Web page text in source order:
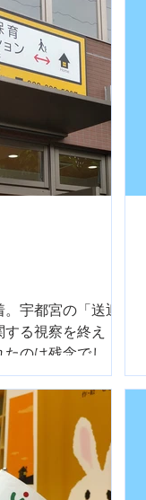
宇都宮の「送迎
る視察を終え
のは残念でした
た。あとは、鯖
れからが勝負で